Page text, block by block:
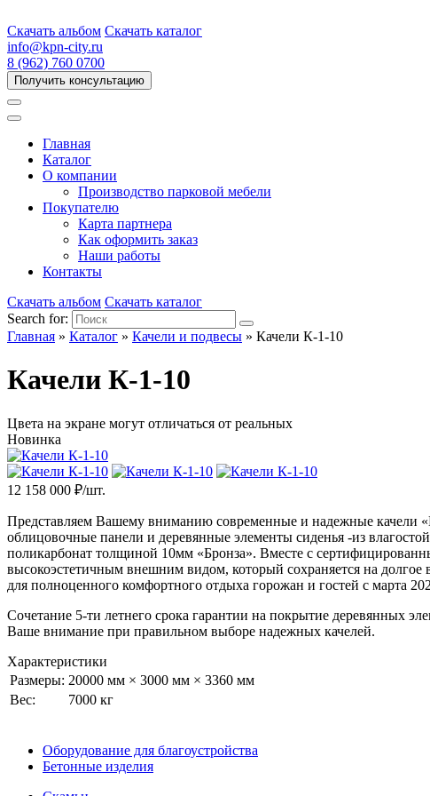
Скачать альбом Скачать каталог
info@kpn-city.ru
8 (962) 760 0700
Получить консультацию
Главная
Каталог
О компании
Производство парковой мебели
Покупателю
Карта партнера
Как оформить заказ
Наши работы
Контакты
Скачать альбом Скачать каталог
Search for:
Главная » Каталог » Качели и подвесы » Качели К-1-10
Качели К-1-10
Цвета на экране могут отличаться от реальных
Новинка
12 158 000 ₽/шт.
Представляем Вашему вниманию современные и надежные качели
облицовочные панели и деревянные элементы сиденья -из
поликарбонат толщиной 10мм «Бронза». Вместе с
высокоэстетичным внешним видом, который сохраняется на долгое
для полноценного комфортного отдыха горожан и гостей с марта
Сочетание 5-ти летнего срока гарантии на покрытие деревянных
Ваше внимание при правильном выборе надежных качелей.
Характеристики
Размеры: 20000 мм × 3000 мм × 3360 мм
Вес:
7000 кг
Оборудование для благоустройства
Бетонные изделия